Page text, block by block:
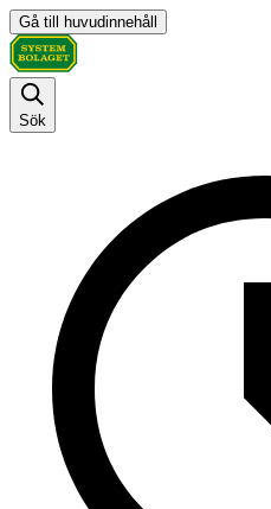
Gå till huvudinnehåll
Sök